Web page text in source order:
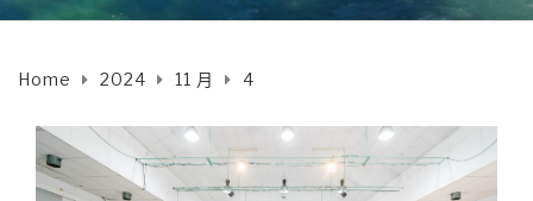
Home 2024 11 月 4